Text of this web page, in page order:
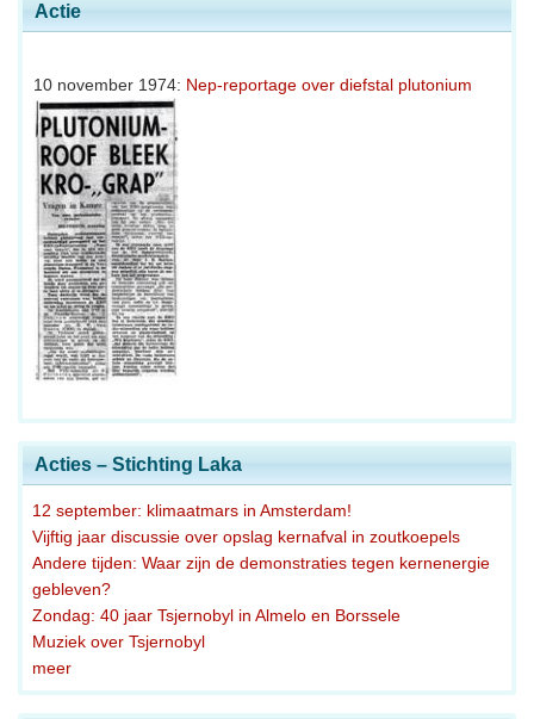
Actie
10 november 1974: Nep-reportage over diefstal plutonium
Acties – Stichting Laka
12 september: klimaatmars in Amsterdam!
Vijftig jaar discussie over opslag kernafval in zoutkoepels
Andere tijden: Waar zijn de demonstraties tegen kernenergie
gebleven?
Zondag: 40 jaar Tsjernobyl in Almelo en Borssele
Muziek over Tsjernobyl
meer